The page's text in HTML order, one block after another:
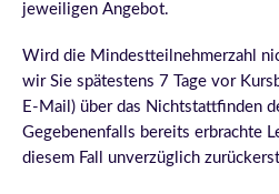
jeweiligen Angebot.
Wird die Mindestteilnehmerzahl
wir Sie spätestens 7 Tage vor
E-Mail) über das Nichtstattfinden
Gegebenenfalls bereits erbrachte
diesem Fall unverzüglich